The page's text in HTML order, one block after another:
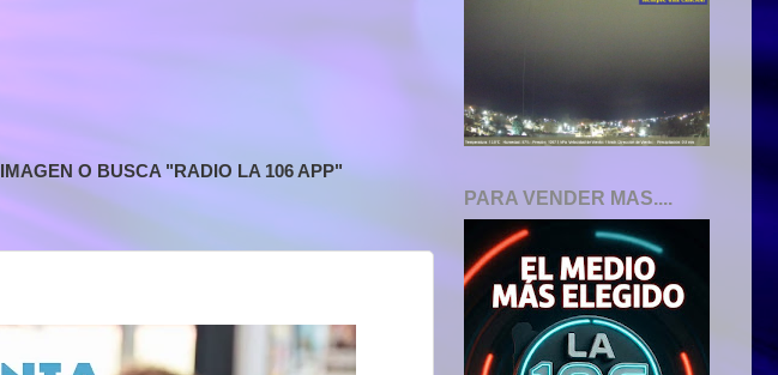
O BUSCA "RADIO LA 106 APP"
PARA VENDER MAS....